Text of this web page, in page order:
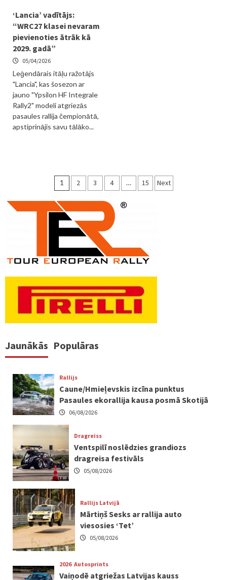
‘Lancia’ vadītājs:
“WRC27 klasei nevaram
pievienoties ātrāk kā
2029. gadā”
05/04/2026
Leģendārais itāļu ražotājs
"Lancia", kas šosezon ar
jauno "Ypsilon HF Integrale
Rally2" modeli atgriezās
pasaules rallija čempionātā,
apstiprinājis savu tālāko...
Ziņu
numerācija
pēc
lappusēm
1 2 3 4 … 15 Next
Jaunākās Populāras
Rallijs
Caune/Hmieļevskis izcīna punktus
Pasaules ekorallija kausa posmā Skotijā
06/08/2026
Dragreiss
Ventspilī noslēdzies grandiozs
dragreisa festivāls
05/08/2026
Rallijs Latvijā
Mārtiņš Sesks ar rallija auto
viesosies ‘Tet’
05/08/2026
2026 Autosprints
Vaiņodē atgriežas Latvijas kauss